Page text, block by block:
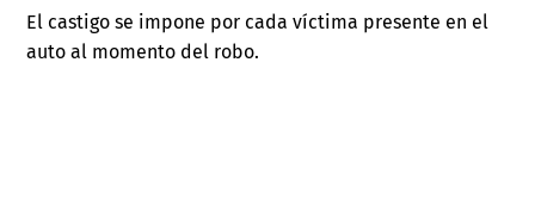
El castigo se impone por cada víctima presente en el
auto al momento del robo.